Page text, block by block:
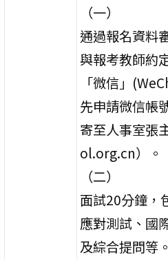
（一）
通過報名資料
與報考教師約
「微信」
先申請微信帳
寄至人事室張
ol.org.cn）。
（二）
面試20分鐘，
應對測試、國
及綜合提問等。